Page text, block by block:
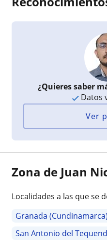
¿Quieres saber
Datos
Ver
Zona de Juan
Localidades a las que se
Granada (Cundinamarca)
San Antonio del